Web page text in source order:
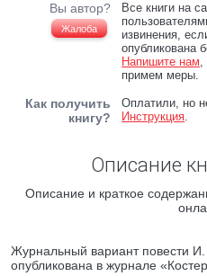
Вы автор?
Жалоба
Все книги на
извинения,
опубликована
Напишите нам,
примем меры.
Как получить
книгу?
Оплатили, но
Инструкция.
Описание
Описание и краткое
Журнальный вариант повести
опубликована в журнале